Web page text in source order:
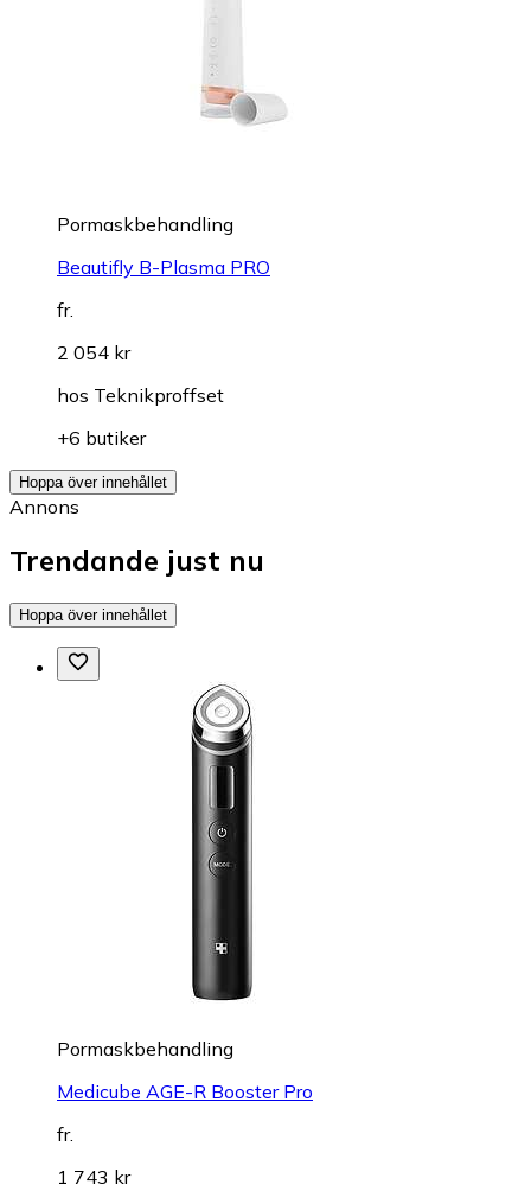
Pormaskbehandling
Beautifly B-Plasma PRO
fr.
2 054 kr
hos Teknikproffset
+6 butiker
Hoppa över innehållet
Annons
Trendande just nu
Hoppa över innehållet
Pormaskbehandling
Medicube AGE-R Booster Pro
fr.
1 743 kr